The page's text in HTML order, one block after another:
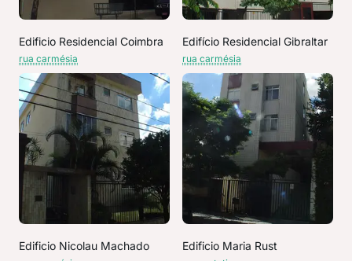
Edificio Residencial Coimbra
rua carmésia
Edifício Residencial Gibraltar
rua carmésia
Edificio Nicolau Machado Edificio Maria Rust